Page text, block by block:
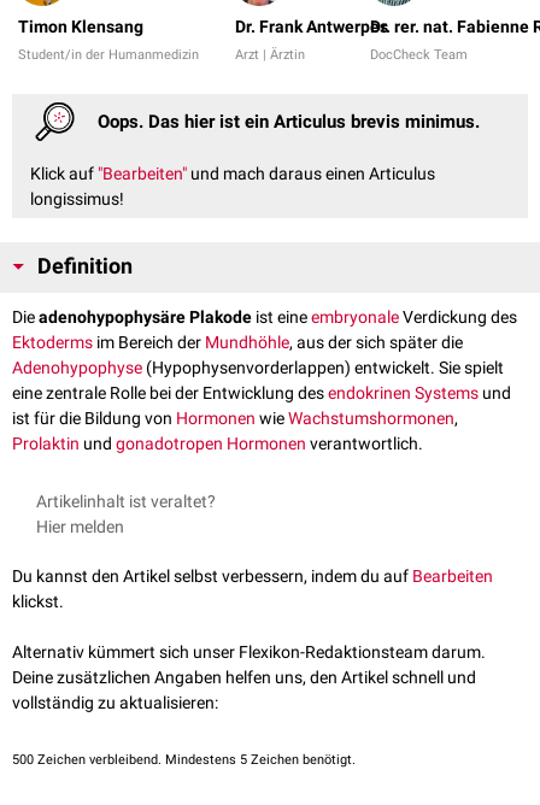
Timon Klensang
Student/in der Humanmedizin
Dr. Frank Antwerpes
Arzt | Ärztin
Dr. rer. nat. Fabienne
DocCheck Team
Oops. Das hier ist ein Articulus brevis minimus.
Klick auf "Bearbeiten" und mach daraus einen Articulus
longissimus!
Definition
Dieadenohypophysäre Plakode ist eineembryonaleVerdickung des
Ektoderms im Bereich der Mundhöhle, aus der sich später die
Adenohypophyse (Hypophysenvorderlappen) entwickelt. Sie spielt
eine zentrale Rolle bei der Entwicklung desendokrinen Systems und
ist für die Bildung von Hormonen wieWachstumshormonen,
Prolaktin und gonadotropen Hormonen verantwortlich.
Artikelinhalt ist veraltet?
Hier melden
Du kannst den Artikel selbst verbessern, indem du auf Bearbeiten
klickst.
Alternativ kümmert sich unser Flexikon-Redaktionsteam darum.
Deine zusätzlichen Angaben helfen uns, den Artikel schnell und
vollständig zu aktualisieren:
500 Zeichen verbleibend. Mindestens 5 Zeichen benötigt.